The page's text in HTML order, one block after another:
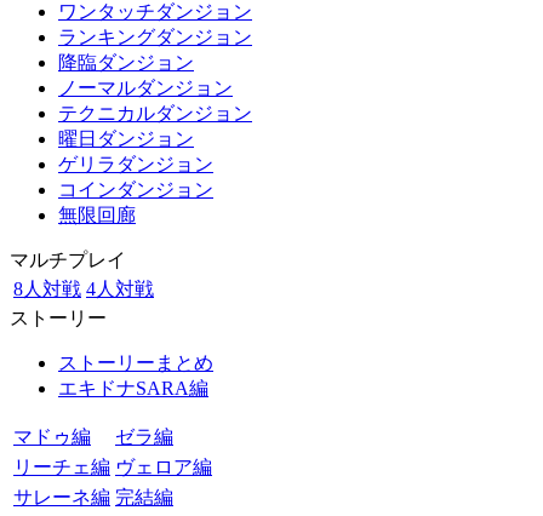
ワンタッチダンジョン
ランキングダンジョン
降臨ダンジョン
ノーマルダンジョン
テクニカルダンジョン
曜日ダンジョン
ゲリラダンジョン
コインダンジョン
無限回廊
マルチプレイ
8人対戦 4人対戦
ストーリー
ストーリーまとめ
エキドナSARA編
マドゥ編
ゼラ編
リーチェ編 ヴェロア編
サレーネ編 完結編